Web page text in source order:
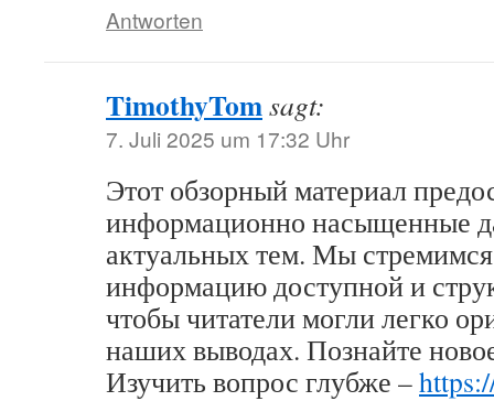
Antworten
TimothyTomsagt:
7. Juli 2025 um 17:32 Uhr
Этот обзорный материал
информационно насыщенные
актуальных тем. Мы стремимся
информацию доступной и
чтобы читатели могли легко
наших выводах. Познайте
Изучить вопрос глубже –